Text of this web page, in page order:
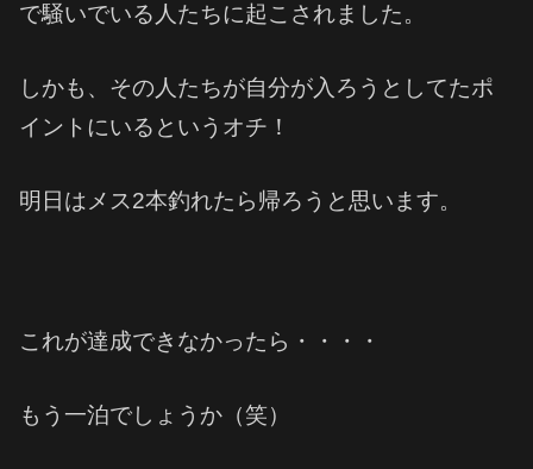
で騒いでいる人たちに起こされました。
しかも、その人たちが自分が入ろうとしてたポ
イントにいるというオチ！
明日はメス2本釣れたら帰ろうと思います。
これが達成できなかったら・・・・
もう一泊でしょうか（笑）